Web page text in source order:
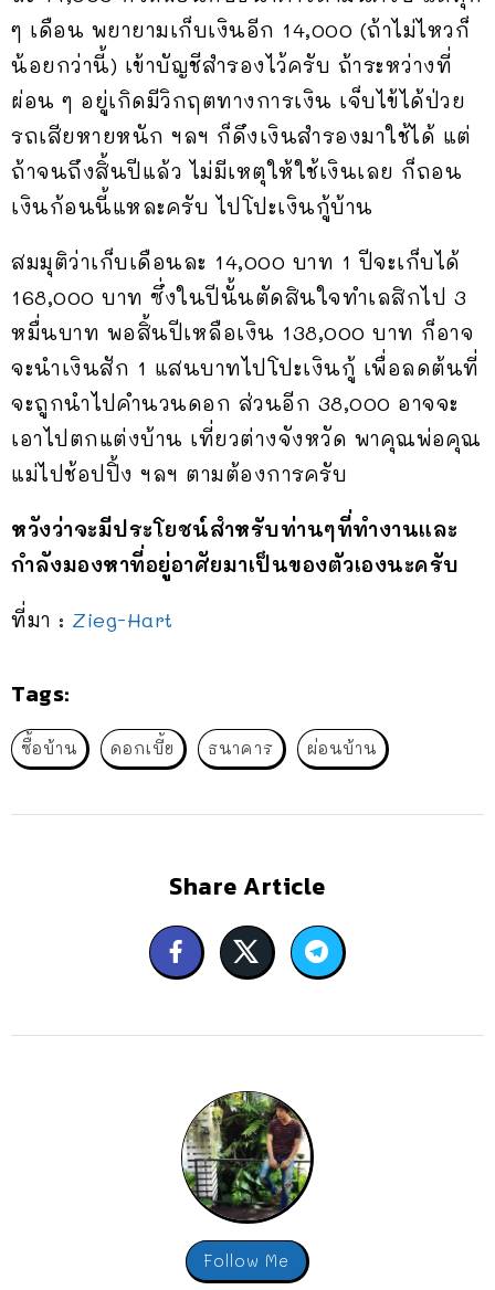
ๆ เดือน พยายามเก็บเงินอีก 14,000 (ถ้าไม่ไหวก็
น้อยกว่านี้) เข้าบัญชีสำรองไว้ครับ ถ้าระหว่างที่
ผ่อน ๆ อยู่เกิดมีวิกฤตทางการเงิน เจ็บไข้ได้ป่วย
รถเสียหายหนัก ฯลฯ ก็ดึงเงินสำรองมาใช้ได้ แต่
ถ้าจนถึงสิ้นปีแล้ว ไม่มีเหตุให้ใช้เงินเลย ก็ถอน
เงินก้อนนี้แหละครับ ไปโปะเงินกู้บ้าน
สมมุติว่าเก็บเดือนละ 14,000 บาท 1 ปีจะเก็บได้
168,000 บาท ซึ่งในปีนั้นตัดสินใจทำเลสิกไป 3
หมื่นบาท พอสิ้นปีเหลือเงิน 138,000 บาท ก็อาจ
จะนำเงินสัก 1 แสนบาทไปโปะเงินกู้ เพื่อลดต้นที่
จะถูกนำไปคำนวนดอก ส่วนอีก 38,000 อาจจะ
เอาไปตกแต่งบ้าน เที่ยวต่างจังหวัด พาคุณพ่อคุณ
แม่ไปช้อปปิ้ง ฯลฯ ตามต้องการครับ
หวังว่าจะมีประโยชน์สำหรับท่านๆที่ทำงานและ
กำลังมองหาที่อยู่อาศัยมาเป็นของตัวเองนะครับ
ที่มา : Zieg-Hart
Tags:
ซื้อบ้าน ดอกเบี้ย ธนาคาร ผ่อนบ้าน
Share Article
Follow Me